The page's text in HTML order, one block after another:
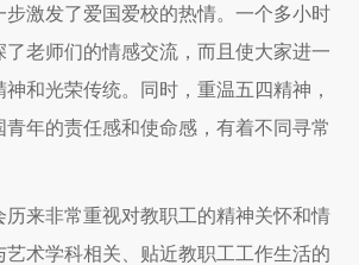
步激发了爱国爱校的热情。一个多小时
了老师们的情感交流，而且使大家进一
和光荣传统。同时，重温五四精神，
青年的责任感和使命感，有着不同寻常
历来非常重视对教职工的精神关怀和情
艺术学科相关、贴近教职工工作生活的